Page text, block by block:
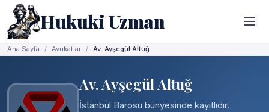
Hukuki Uzman
Ana Sayfa Avukatlar Av. Ayşegül Altuğ
Av. Ayşegül Altuğ
İstanbul Barosu bünyesinde kayıtlıdır.